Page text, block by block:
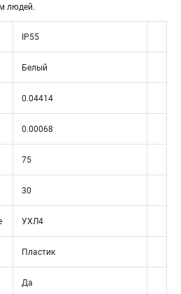
людей.
IP55
Белый
0.04414
0.00068
75
30
УХЛ4
Пластик
Да